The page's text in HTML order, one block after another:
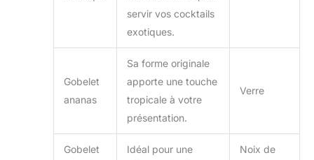
servir vos cocktails
exotiques.
Gobelet
ananas
Sa forme originale
apporte une touche
tropicale à votre
présentation.
Verre
Gobelet
Idéal pour une
Noix de